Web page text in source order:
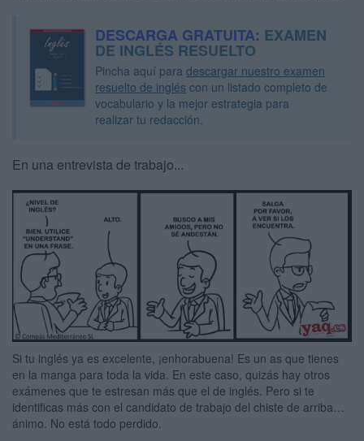
DESCARGA GRATUITA: EXAMEN
DE INGLÉS RESUELTO
Pincha aquí para descargar nuestro examen
resuelto de inglés con un listado completo de
vocabulario y la mejor estrategia para
realizar tu redacción.
En una entrevista de trabajo...
Si tu inglés ya es excelente, ¡enhorabuena! Es un as que tienes
en la manga para toda la vida. En este caso, quizás hay otros
exámenes que te estresan más que el de inglés. Pero si te
identificas más con el candidato de trabajo del chiste de arriba…
ánimo. No está todo perdido.